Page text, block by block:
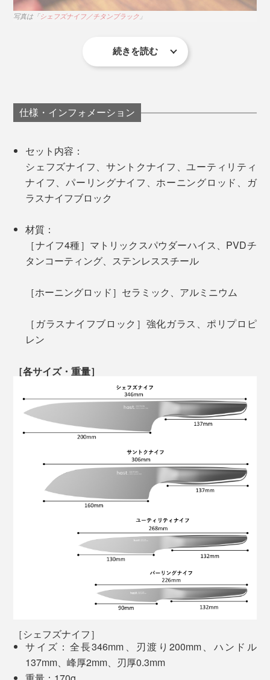
朝食時などのちょっとした食材を切りたい時に小回りが
きくユーティリティナイフ。シェフズナイフをそのまま
ト、ハムやベーコン、お肉の切り分け、薬味切りなどに
とても便利。
鋭い先端を使って、鶏肉の筋切りや余分な脂肪を取り除
くといった、細かい作業にも最適です。
ユーティリティナイフ／チタンゴールド」
4. パーリングナイフ
誰の手にも馴染むミニマムなデザインを追求し、エンジ
年間の月日をかけて緻密につくり上げました。
その結果、世界トップクラスの英国独立研究機関
る［Excellent］を、切れ味は50％超え、耐久性は117％
超えという、驚くべき記録を残しました。
（※テストレファレンス番号：No.SRG/989853A：切れ味性能150/110,刃
先耐久性1171/550）
切れ味や扱いやすさだけではなく、キッチンでの高揚感
ュなブラック、クリーンな印象のシルバー、揃えたくな
る3色のカラーリングも魅力的です。
写真は「シェフズナイフ／チタンブラック 」
「切る」が変わるだけで、料理ってこんなにもモチベー
ました。
「食材を切る・刻む」という行為は、集中して無心で取
り組めるから、エネルギーの発散につながり、ある種
刻んだ完成物が目に見えるから、大きな達成感も得られ
て、ストレス解消にもいいのだとか。
シェフズナイフ／チタンブラック」
じつは私も、以前からストレスが溜まると、ネギやミョ
ウガを千切りにして大量の薬味ストックをつくったり、
根菜類を千切りにしたりと、刻むことを密かな発散法に
していました。ちなみに書類をシュレッダーにかけて、
細切れになっていく様子を眺めるのも大好物（笑）。
『hast.』は、何の抵抗もなくスムーズに切れるから、こ
専用の研ぎ棒「ホーニングロッド
ッシュッシュッとナイフの刃を滑らせるだけで、瞬く間
に切れ味が戻るという手軽さ。
続きを読む
仕様・インフォメーション
セット内容：
シェフズナイフ、サントクナイフ、ユーティリティ
ナイフ、パーリングナイフ、ホーニングロッド、ガ
ラスナイフブロック
材質：
［ナイフ4種］マトリックスパウダーハイス、PVDチ
タンコーティング、ステンレススチール
［ホーニングロッド］セラミック、アルミニウム
［ガラスナイフブロック］強化ガラス、ポリプロピ
レン
［各サイズ・重量］
［シェフズナイフ］
サイズ：全長346mm、刃渡り200mm、ハンドル
137mm、峰厚2mm、刃厚0.3mm